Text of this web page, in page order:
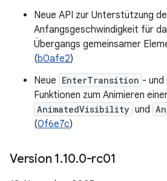
Neue API zur Unterstützung
Anfangsgeschwindigkeit für
Übergangs gemeinsamer
(b0afe2)
Neue EnterTransition - und
Funktionen zum Animieren
AnimatedVisibility und
(0f6e7c)
Version 1.10.0-rc01